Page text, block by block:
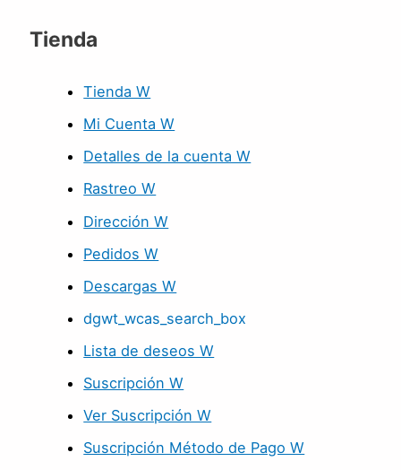
Tienda
Tienda W
Mi Cuenta W
Detalles de la cuenta W
Rastreo W
Dirección W
Pedidos W
Descargas W
dgwt_wcas_search_box
Lista de deseos W
Suscripción W
Ver Suscripción W
Suscripción Método de Pago W